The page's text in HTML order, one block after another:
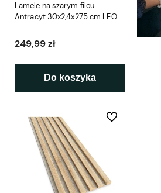
Lamele na szarym filcu
Antracyt 30x2,4x275 cm LEO
249,99 zł
Do koszyka
Do ulubionych